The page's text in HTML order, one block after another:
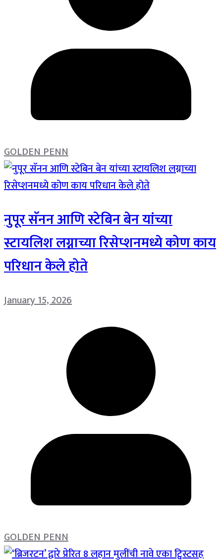
GOLDEN PENN
नुपूर सॅनन आणि स्टेबिन बेन यांच्या
स्टायलिश लग्नाच्या रिसेप्शनमध्ये कोण काय
परिधान केले होते
January 15, 2026
GOLDEN PENN